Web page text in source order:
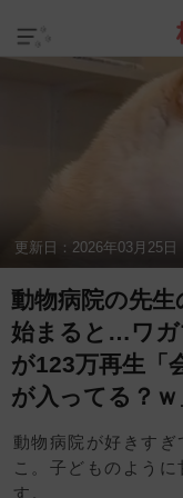
更新日： 2026年03月25日
動物病院の先
始まると…ワガ
が123万再生「
が入ってる？ｗ
動物病院が好きす
こ。子どものよう
す。